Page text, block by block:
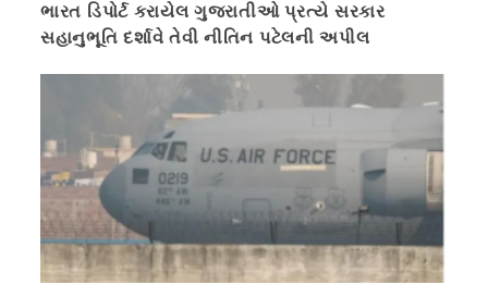
ભારત ડિપોર્ટ કરાયેલ ગુજરાતીઓ પ્રત્યે સરકાર
સહાનુભૂતિ દર્શાવે તેવી નીતિન પટેલની અપીલ